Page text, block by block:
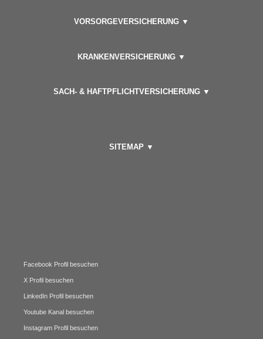
VORSORGEVERSICHERUNG ▼
KRANKENVERSICHERUNG ▼
SACH- & HAFTPFLICHTVERSICHERUNG ▼
SITEMAP ▼
Facebook Profil besuchen
X Profil besuchen
LinkedIn Profil besuchen
Youtube Kanal besuchen
Instagram Profil besuchen